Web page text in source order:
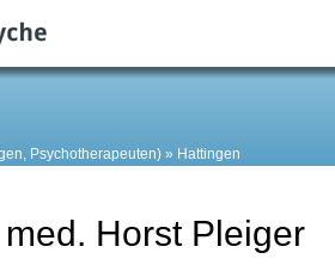
Psychotherapeuten) Hattingen
med. Horst Pleiger